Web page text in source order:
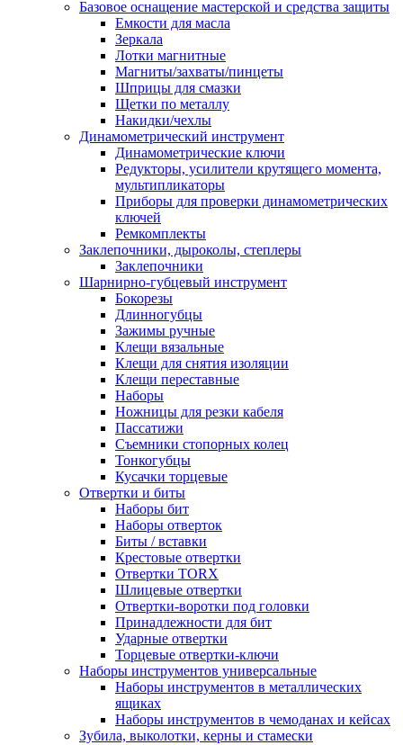
Базовое оснащение мастерской и средства защиты
Емкости для масла
Зеркала
Лотки магнитные
Магниты/захваты/пинцеты
Шприцы для смазки
Щетки по металлу
Накидки/чехлы
Динамометрический инструмент
Динамометрические ключи
Редукторы, усилители крутящего момента,
мультипликаторы
Приборы для проверки динамометрических
ключей
Ремкомплекты
Заклепочники, дыроколы, степлеры
Заклепочники
Шарнирно-губцевый инструмент
Бокорезы
Длинногубцы
Зажимы ручные
Клещи вязальные
Клещи для снятия изоляции
Клещи переставные
Наборы
Ножницы для резки кабеля
Пассатижи
Съемники стопорных колец
Тонкогубцы
Кусачки торцевые
Отвертки и биты
Наборы бит
Наборы отверток
Биты / вставки
Крестовые отвертки
Отвертки TORX
Шлицевые отвертки
Отвертки-воротки под головки
Принадлежности для бит
Ударные отвертки
Торцевые отвертки-ключи
Наборы инструментов универсальные
Наборы инструментов в металлических
ящиках
Наборы инструментов в чемоданах и кейсах
Зубила, выколотки, керны и стамески